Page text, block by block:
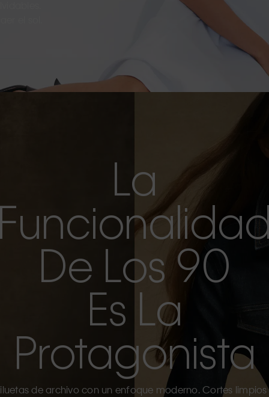
La
De Los 90
Es La
Protagonista
de archivo con un enfoque moderno. Cortes limpios